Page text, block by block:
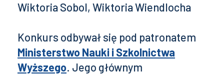
Wiktoria Sobol, Wiktoria Wiendlocha
Konkurs odbywał się pod patronatem
Ministerstwo Nauki i Szkolnictwa
Wyższego. Jego głównym